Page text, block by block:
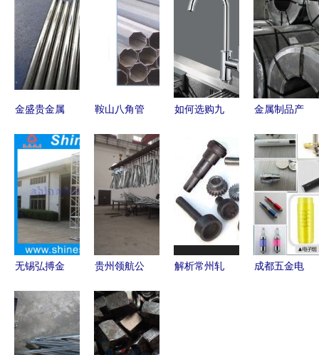
金盛贵金属
资回收，重
塑金属制品
的绿色价值
鞍山八角管
优质金属制
品，实惠抢
先购
如何选购九
龙头 风格
与功能性解
金属制品产
动与供需格
局分析
无锡弘搏金
深耕金属制
造，锻造品
质未来
贵州领航公
让钢
铁“穿”上防
腐衣，铸就
解析常州轧
成都五金电